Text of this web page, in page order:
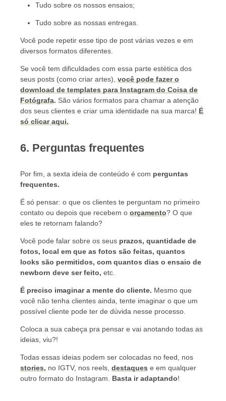
Tudo sobre os nossos ensaios;
Tudo sobre as nossas entregas.
Você pode repetir esse tipo de post várias vezes e em
diversos formatos diferentes.
Se você tem dificuldades com essa parte estética dos
seus posts (como criar artes), você pode fazer o
download de templates para Instagram do Coisa de
Fotógrafa. São vários formatos para chamar a atenção
dos seus clientes e criar uma identidade na sua marca! É
só clicar aqui.
6. Perguntas frequentes
Por fim, a sexta ideia de conteúdo é com perguntas
frequentes.
É só pensar: o que os clientes te perguntam no primeiro
contato ou depois que recebem o orçamento? O que
eles te retornam falando?
Você pode falar sobre os seus prazos, quantidade de
fotos, local em que as fotos são feitas, quantos
looks são permitidos, com quantos dias o ensaio de
newborn deve ser feito, etc.
É preciso imaginar a mente do cliente. Mesmo que
você não tenha clientes ainda, tente imaginar o que um
possível cliente pode ter de dúvida nesse processo.
Coloca a sua cabeça pra pensar e vai anotando todas as
ideias, viu?!
Todas essas ideias podem ser colocadas no feed, nos
stories, no IGTV, nos reels, destaques e em qualquer
outro formato do Instagram. Basta ir adaptando!